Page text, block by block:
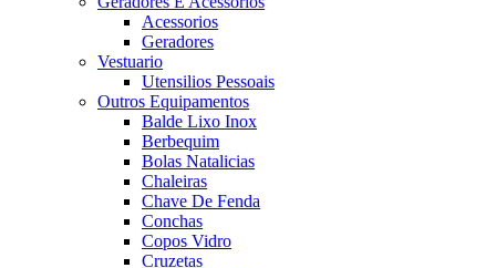
Acessorios
Geradores
Vestuario
Utensilios Pessoais
Outros Equipamentos
Balde Lixo Inox
Berbequim
Bolas Natalicias
Chaleiras
Chave De Fenda
Conchas
Copos Vidro
Cruzetas